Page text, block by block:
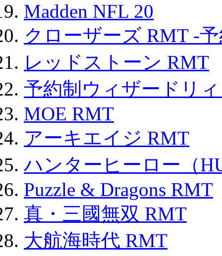
Madden NFL 20
クローザーズ RMT -
レッドストーン RMT
予約制ウィザードリ
MOE RMT
アーキエイジ RMT
ハンターヒーロー（
Puzzle & Dragons RMT
真・三國無双 RMT
大航海時代 RMT